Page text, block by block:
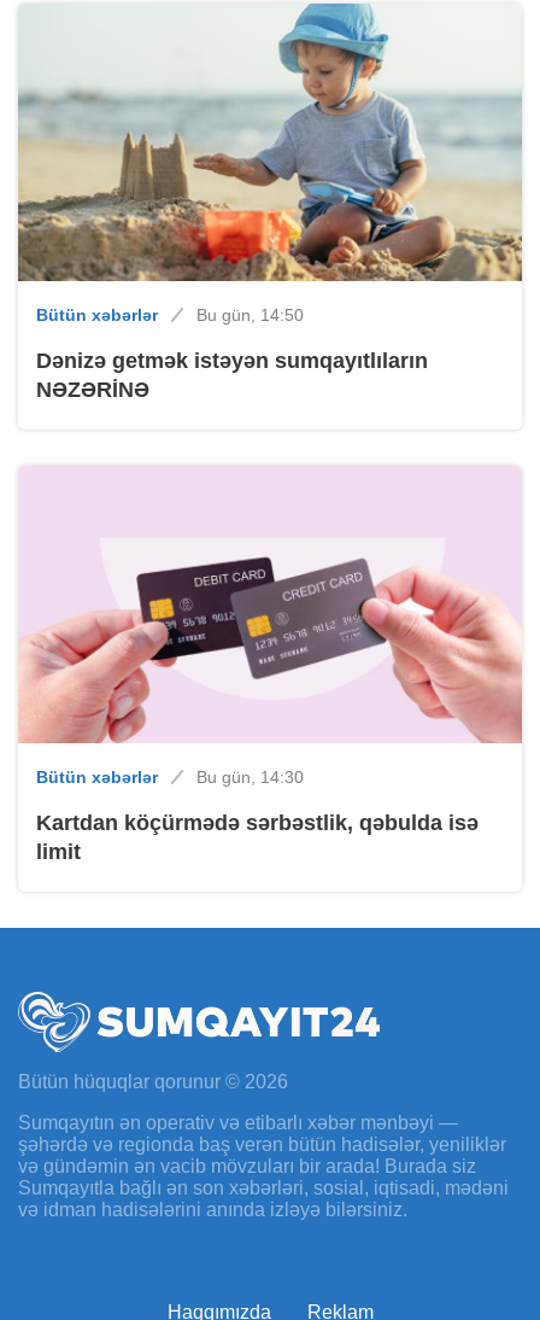
Bütün xəbərlər Bu gün, 14:50
Dənizə getmək istəyən sumqayıtlıların
NƏZƏRİNƏ
Bütün xəbərlər Bu gün, 14:30
Kartdan köçürmədə sərbəstlik, qəbulda isə
limit
Bütün hüquqlar qorunur © 2026
Sumqayıtın ən operativ və etibarlı xəbər mənbəyi —
şəhərdə və regionda baş verən bütün hadisələr, yeniliklər
və gündəmin ən vacib mövzuları bir arada! Burada siz
Sumqayıtla bağlı ən son xəbərləri, sosial, iqtisadi, mədəni
və idman hadisələrini anında izləyə bilərsiniz.
Haqqımızda Reklam